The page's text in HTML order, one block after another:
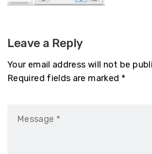
Leave a Reply
Your email address will not be
Required fields are marked *